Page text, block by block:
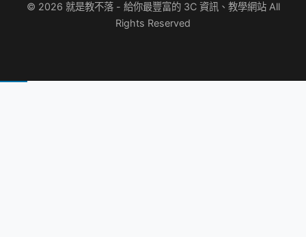
© 2026 就是教不落 - 給你最豐富的 3C 資訊、教學網站 All
Rights Reserved